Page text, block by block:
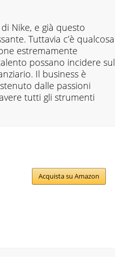
Nike, e già questo
Tuttavia c’è qualcosa
estremamente
possano incidere sul
Il business è
dalle passioni
tutti gli strumenti
Acquista su Amazon